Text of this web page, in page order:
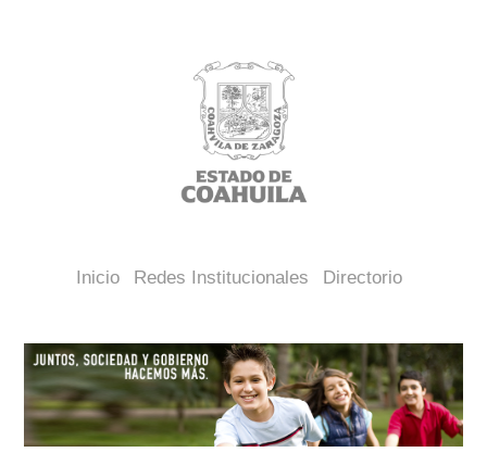
Inicio Redes Institucionales Directorio